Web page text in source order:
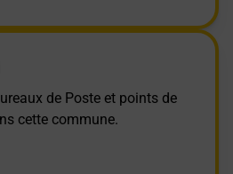
de Poste et points de
cette commune.